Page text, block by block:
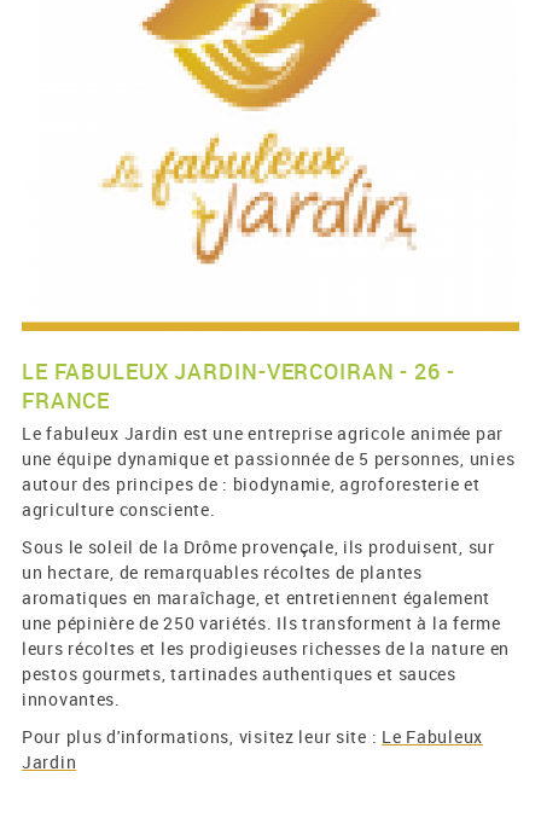
LE FABULEUX JARDIN-VERCOIRAN - 26 -
FRANCE
Le fabuleux Jardin est une entreprise agricole animée par
une équipe dynamique et passionnée de 5 personnes, unies
autour des principes de : biodynamie, agroforesterie et
agriculture consciente.
Sous le soleil de la Drôme provençale, ils produisent, sur
un hectare, de remarquables récoltes de plantes
aromatiques en maraîchage, et entretiennent également
une pépinière de 250 variétés. Ils transforment à la ferme
leurs récoltes et les prodigieuses richesses de la nature en
pestos gourmets, tartinades authentiques et sauces
innovantes.
Pour plus d'informations, visitez leur site : Le Fabuleux
Jardin